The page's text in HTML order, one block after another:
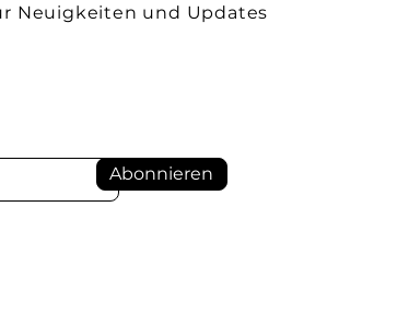
Neuigkeiten und Updates
Abonnieren